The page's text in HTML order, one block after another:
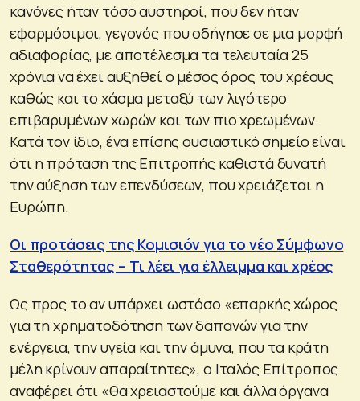
κανόνες ήταν τόσο αυστηροί, που δεν ήταν
εφαρμόσιμοι, γεγονός που οδήγησε σε μια μορφή
αδιαφορίας, με αποτέλεσμα τα τελευταία 25
χρόνια να έχει αυξηθεί ο μέσος όρος του χρέους
καθώς και το χάσμα μεταξύ των λιγότερο
επιβαρυμένων χωρών και των πιο χρεωμένων.
Κατά τον ίδιο, ένα επίσης ουσιαστικό σημείο είναι
ότι η πρόταση της Επιτροπής καθιστά δυνατή
την αύξηση των επενδύσεων, που χρειάζεται η
Ευρώπη.
Οι προτάσεις της Κομισιόν για το νέο Σύμφωνο
Σταθερότητας – Τι λέει για έλλειμμα και χρέος
Ως προς το αν υπάρχει ωστόσο «επαρκής χώρος
για τη χρηματοδότηση των δαπανών για την
ενέργεια, την υγεία και την άμυνα, που τα κράτη
μέλη κρίνουν απαραίτητες», ο Ιταλός Επίτροπος
αναφέρει ότι «θα χρειαστούμε και άλλα όργανα